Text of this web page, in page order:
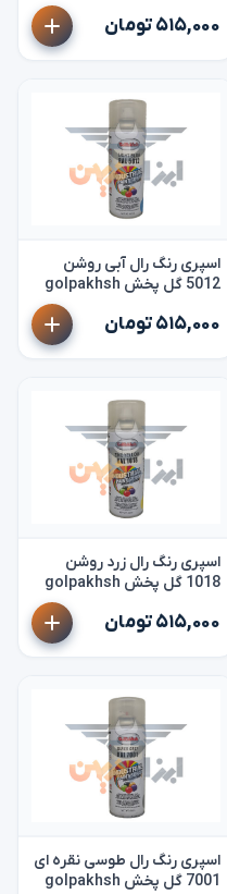
۵۱۵,۰۰۰ تومان
اسپری رنگ رال آبی روشن
5012 گل پخش golpakhsh
۵۱۵,۰۰۰ تومان
اسپری رنگ رال زرد روشن
1018 گل پخش golpakhsh
۵۱۵,۰۰۰ تومان
اسپری رنگ رال طوسی نقره ای
7001 گل پخش golpakhsh